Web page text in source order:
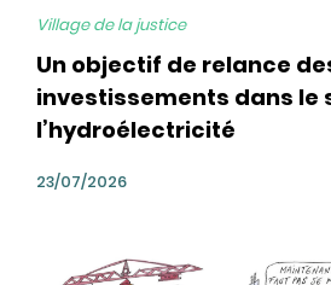
Village de la justice
Un objectif de relance
investissements dans le
l’hydroélectricité
23/07/2026